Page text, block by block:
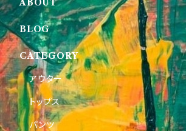
ABOUT
BLOG
CATEGORY
アウター
トップス
パンツ